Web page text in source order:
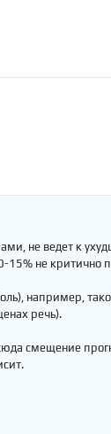
не ведет к
15% не критично
например,
речь).
смещение